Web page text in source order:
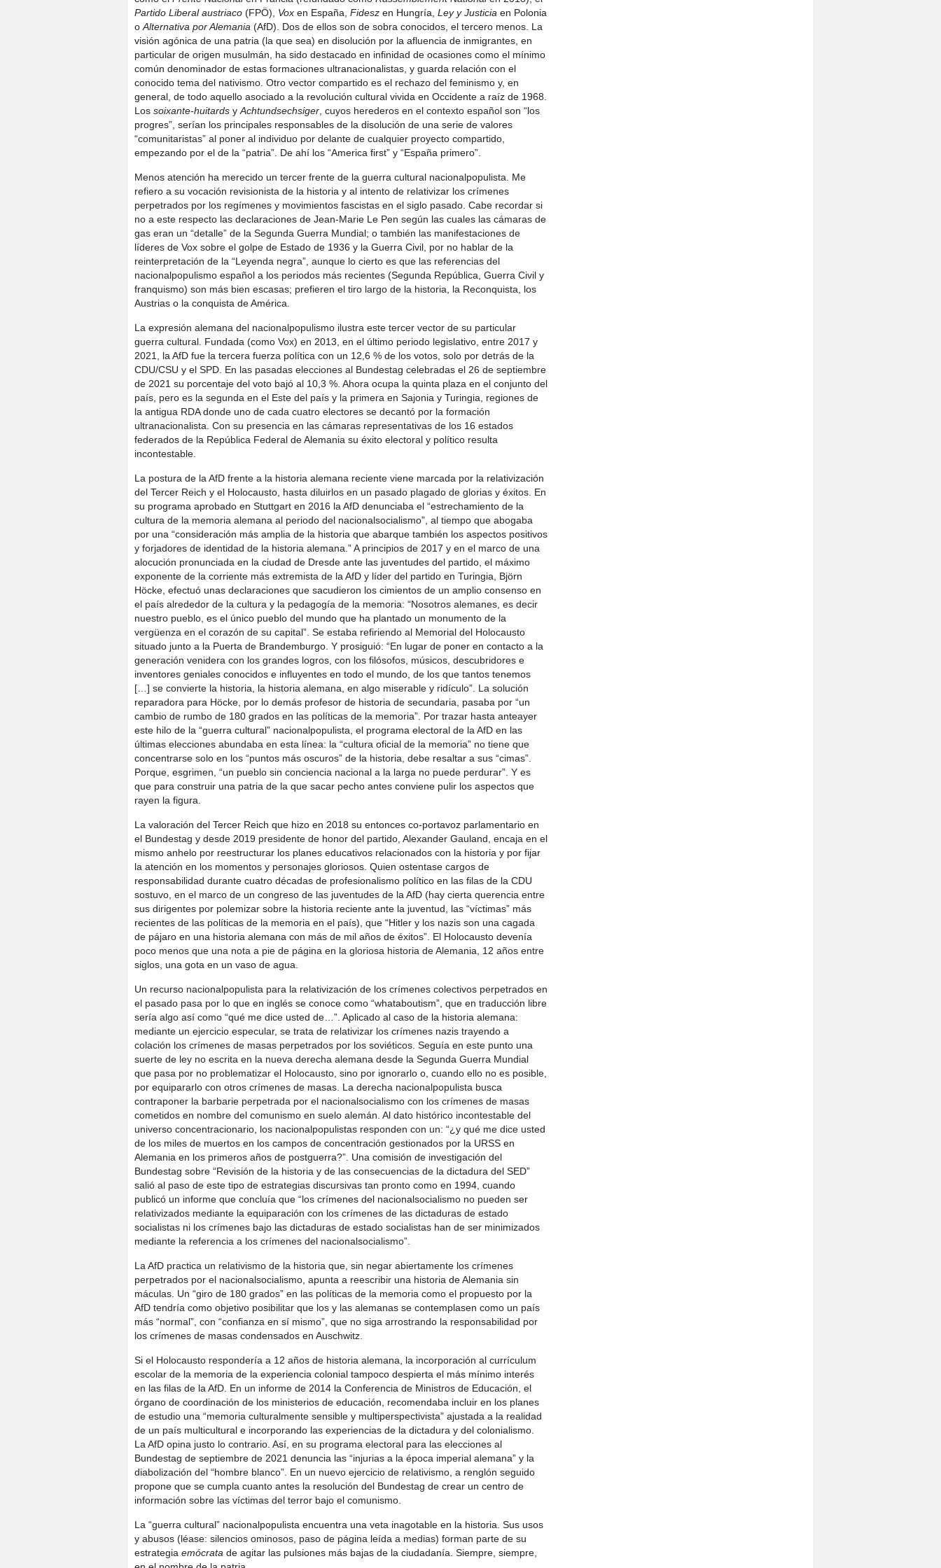
Partido Liberal austriaco (FPÖ), Vox en España, Fidesz en Hungría, Ley y Justicia en Polonia
o Alternativa por Alemania (AfD). Dos de ellos son de sobra conocidos, el tercero menos. La
visión agónica de una patria (la que sea) en disolución por la afluencia de inmigrantes, en
particular de origen musulmán, ha sido destacado en infinidad de ocasiones como el mínimo
común denominador de estas formaciones ultranacionalistas, y guarda relación con el
conocido tema del nativismo. Otro vector compartido es el rechazo del feminismo y, en
general, de todo aquello asociado a la revolución cultural vivida en Occidente a raíz de 1968.
Los soixante-huitards y Achtundsechsiger , cuyos herederos en el contexto español son “los
progres”, serían los principales responsables de la disolución de una serie de valores
“comunitaristas” al poner al individuo por delante de cualquier proyecto compartido,
empezando por el de la “patria”. De ahí los “America first” y “España primero”.
Menos atención ha merecido un tercer frente de la guerra cultural nacionalpopulista. Me
refiero a su vocación revisionista de la historia y al intento de relativizar los crímenes
perpetrados por los regímenes y movimientos fascistas en el siglo pasado. Cabe recordar si
no a este respecto las declaraciones de Jean-Marie Le Pen según las cuales las cámaras de
gas eran un “detalle” de la Segunda Guerra Mundial; o también las manifestaciones de
líderes de Vox sobre el golpe de Estado de 1936 y la Guerra Civil, por no hablar de la
reinterpretación de la “Leyenda negra”, aunque lo cierto es que las referencias del
nacionalpopulismo español a los periodos más recientes (Segunda República, Guerra Civil y
franquismo) son más bien escasas; prefieren el tiro largo de la historia, la Reconquista, los
Austrias o la conquista de América.
La expresión alemana del nacionalpopulismo ilustra este tercer vector de su particular
guerra cultural. Fundada (como Vox) en 2013, en el último periodo legislativo, entre 2017 y
2021, la AfD fue la tercera fuerza política con un 12,6 % de los votos, solo por detrás de la
CDU/CSU y el SPD. En las pasadas elecciones al Bundestag celebradas el 26 de septiembre
de 2021 su porcentaje del voto bajó al 10,3 %. Ahora ocupa la quinta plaza en el conjunto del
país, pero es la segunda en el Este del país y la primera en Sajonia y Turingia, regiones de
la antigua RDA donde uno de cada cuatro electores se decantó por la formación
ultranacionalista. Con su presencia en las cámaras representativas de los 16 estados
federados de la República Federal de Alemania su éxito electoral y político resulta
incontestable.
La postura de la AfD frente a la historia alemana reciente viene marcada por la relativización
del Tercer Reich y el Holocausto, hasta diluirlos en un pasado plagado de glorias y éxitos. En
su programa aprobado en Stuttgart en 2016 la AfD denunciaba el “estrechamiento de la
cultura de la memoria alemana al periodo del nacionalsocialismo”, al tiempo que abogaba
por una “consideración más amplia de la historia que abarque también los aspectos positivos
y forjadores de identidad de la historia alemana.” A principios de 2017 y en el marco de una
alocución pronunciada en la ciudad de Dresde ante las juventudes del partido, el máximo
exponente de la corriente más extremista de la AfD y líder del partido en Turingia, Björn
Höcke, efectuó unas declaraciones que sacudieron los cimientos de un amplio consenso en
el país alrededor de la cultura y la pedagogía de la memoria: “Nosotros alemanes, es decir
nuestro pueblo, es el único pueblo del mundo que ha plantado un monumento de la
vergüenza en el corazón de su capital”. Se estaba refiriendo al Memorial del Holocausto
situado junto a la Puerta de Brandemburgo. Y prosiguió: “En lugar de poner en contacto a la
generación venidera con los grandes logros, con los filósofos, músicos, descubridores e
inventores geniales conocidos e influyentes en todo el mundo, de los que tantos tenemos
[…] se convierte la historia, la historia alemana, en algo miserable y ridículo”. La solución
reparadora para Höcke, por lo demás profesor de historia de secundaria, pasaba por “un
cambio de rumbo de 180 grados en las políticas de la memoria”. Por trazar hasta anteayer
este hilo de la “guerra cultural” nacionalpopulista, el programa electoral de la AfD en las
últimas elecciones abundaba en esta línea: la “cultura oficial de la memoria” no tiene que
concentrarse solo en los “puntos más oscuros” de la historia, debe resaltar a sus “cimas”.
Porque, esgrimen, “un pueblo sin conciencia nacional a la larga no puede perdurar”. Y es
que para construir una patria de la que sacar pecho antes conviene pulir los aspectos que
rayen la figura.
La valoración del Tercer Reich que hizo en 2018 su entonces co-portavoz parlamentario en
el Bundestag y desde 2019 presidente de honor del partido, Alexander Gauland, encaja en el
mismo anhelo por reestructurar los planes educativos relacionados con la historia y por fijar
la atención en los momentos y personajes gloriosos. Quien ostentase cargos de
responsabilidad durante cuatro décadas de profesionalismo político en las filas de la CDU
sostuvo, en el marco de un congreso de las juventudes de la AfD (hay cierta querencia entre
sus dirigentes por polemizar sobre la historia reciente ante la juventud, las “víctimas” más
recientes de las políticas de la memoria en el país), que “Hitler y los nazis son una cagada
de pájaro en una historia alemana con más de mil años de éxitos”. El Holocausto devenía
poco menos que una nota a pie de página en la gloriosa historia de Alemania, 12 años entre
siglos, una gota en un vaso de agua.
Un recurso nacionalpopulista para la relativización de los crímenes colectivos perpetrados en
el pasado pasa por lo que en inglés se conoce como “whataboutism”, que en traducción libre
sería algo así como “qué me dice usted de…”. Aplicado al caso de la historia alemana:
mediante un ejercicio especular, se trata de relativizar los crímenes nazis trayendo a
colación los crímenes de masas perpetrados por los soviéticos. Seguía en este punto una
suerte de ley no escrita en la nueva derecha alemana desde la Segunda Guerra Mundial
que pasa por no problematizar el Holocausto, sino por ignorarlo o, cuando ello no es posible,
por equipararlo con otros crímenes de masas. La derecha nacionalpopulista busca
contraponer la barbarie perpetrada por el nacionalsocialismo con los crímenes de masas
cometidos en nombre del comunismo en suelo alemán. Al dato histórico incontestable del
universo concentracionario, los nacionalpopulistas responden con un: “¿y qué me dice usted
de los miles de muertos en los campos de concentración gestionados por la URSS en
Alemania en los primeros años de postguerra?”. Una comisión de investigación del
Bundestag sobre “Revisión de la historia y de las consecuencias de la dictadura del SED”
salió al paso de este tipo de estrategias discursivas tan pronto como en 1994, cuando
publicó un informe que concluía que “los crímenes del nacionalsocialismo no pueden ser
relativizados mediante la equiparación con los crímenes de las dictaduras de estado
socialistas ni los crímenes bajo las dictaduras de estado socialistas han de ser minimizados
mediante la referencia a los crímenes del nacionalsocialismo”.
La AfD practica un relativismo de la historia que, sin negar abiertamente los crímenes
perpetrados por el nacionalsocialismo, apunta a reescribir una historia de Alemania sin
máculas. Un “giro de 180 grados” en las políticas de la memoria como el propuesto por la
AfD tendría como objetivo posibilitar que los y las alemanas se contemplasen como un país
más “normal”, con “confianza en sí mismo”, que no siga arrostrando la responsabilidad por
los crímenes de masas condensados en Auschwitz.
Si el Holocausto respondería a 12 años de historia alemana, la incorporación al currículum
escolar de la memoria de la experiencia colonial tampoco despierta el más mínimo interés
en las filas de la AfD. En un informe de 2014 la Conferencia de Ministros de Educación, el
órgano de coordinación de los ministerios de educación, recomendaba incluir en los planes
de estudio una “memoria culturalmente sensible y multiperspectivista” ajustada a la realidad
de un país multicultural e incorporando las experiencias de la dictadura y del colonialismo.
La AfD opina justo lo contrario. Así, en su programa electoral para las elecciones al
Bundestag de septiembre de 2021 denuncia las “injurias a la época imperial alemana” y la
diabolización del “hombre blanco”. En un nuevo ejercicio de relativismo, a renglón seguido
propone que se cumpla cuanto antes la resolución del Bundestag de crear un centro de
información sobre las víctimas del terror bajo el comunismo.
La “guerra cultural” nacionalpopulista encuentra una veta inagotable en la historia. Sus usos
y abusos (léase: silencios ominosos, paso de página leída a medias) forman parte de su
estrategia emócrata de agitar las pulsiones más bajas de la ciudadanía. Siempre, siempre,